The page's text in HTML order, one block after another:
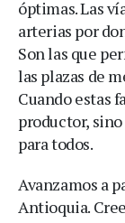
óptimas. Las
arterias por
Son las que
las plazas de
Cuando estas
productor,
para todos.
Avanzamos a
Antioquia.